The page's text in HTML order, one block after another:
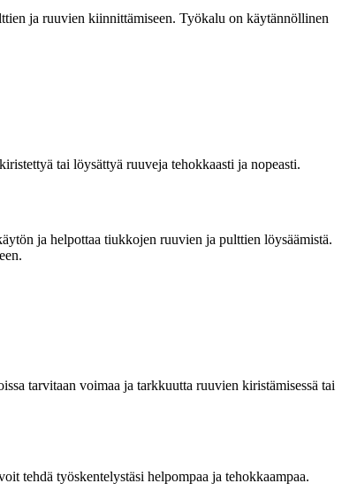
ja ruuvien kiinnittämiseen. Työkalu on käytännöllinen
tai löysättyä ruuveja tehokkaasti ja nopeasti.
ja helpottaa tiukkojen ruuvien ja pulttien löysäämistä.
tarvitaan voimaa ja tarkkuutta ruuvien kiristämisessä tai
tehdä työskentelystäsi helpompaa ja tehokkaampaa.